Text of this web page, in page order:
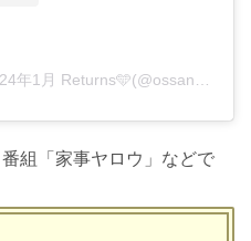
組「家事ヤロウ」などで